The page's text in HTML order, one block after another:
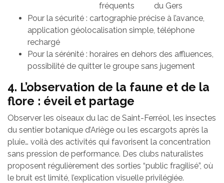
fréquents
du Gers
Pour la sécurité : cartographie précise à l’avance,
application géolocalisation simple, téléphone
rechargé
Pour la sérénité : horaires en dehors des affluences,
possibilité de quitter le groupe sans jugement
4. L’observation de la faune et de la
flore : éveil et partage
Observer les oiseaux du lac de Saint-Ferréol, les insectes
du sentier botanique d’Ariège ou les escargots après la
pluie… voilà des activités qui favorisent la concentration
sans pression de performance. Des clubs naturalistes
proposent régulièrement des sorties “public fragilisé”, où
le bruit est limité, l’explication visuelle privilégiée.